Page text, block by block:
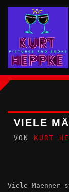
Inhalt
springen
VIELE
VON KURT
Viele-Maenner-